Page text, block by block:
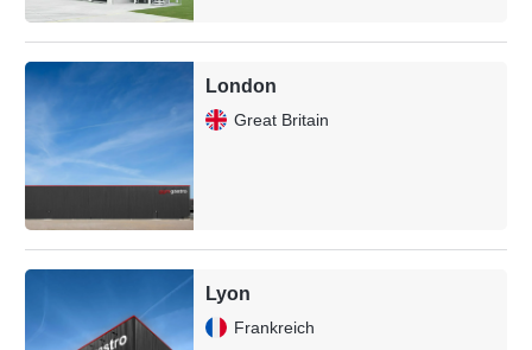
London
Great Britain
Lyon
Frankreich